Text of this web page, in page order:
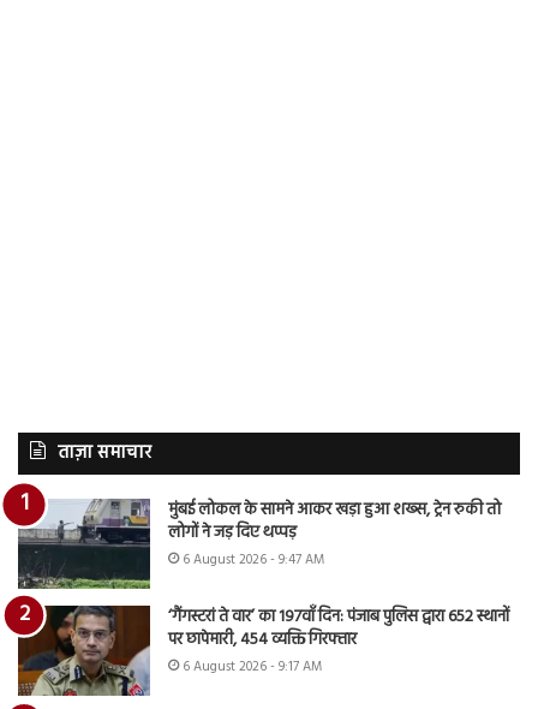
ताज़ा समाचार
मुंबई लोकल के सामने आकर खड़ा हुआ शख्स, ट्रेन रुकी तो
लोगों ने जड़ दिए थप्पड़
6 August 2026 - 9:47 AM
‘गैंगस्टरां ते वार’ का 197वाँ दिन: पंजाब पुलिस द्वारा 652 स्थानों
पर छापेमारी, 454 व्यक्ति गिरफ्तार
6 August 2026 - 9:17 AM